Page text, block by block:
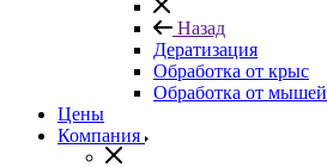
Назад
Дератизация
Обработка от крыс
Обработка от мышей
Цены
Компания